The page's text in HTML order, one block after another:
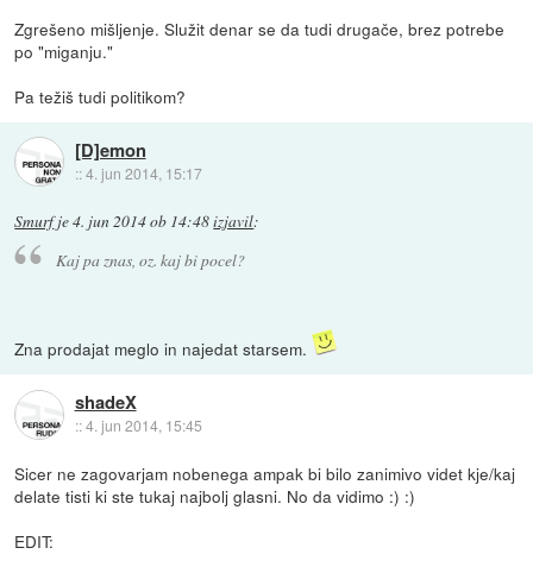
Zgrešeno mišljenje. Služit denar se da tudi drugače, brez potrebe
po "miganju."
Pa težiš tudi politikom?
[D]emon
::4. jun 2014, 15:17
Smurfje4. jun 2014 ob 14:48izjavil:
Kaj pa znas, oz. kaj bi pocel?
Zna prodajat meglo in najedat starsem.
shadeX
::4. jun 2014, 15:45
Sicer ne zagovarjam nobenega ampak bi bilo zanimivo videt kje/kaj
delate tisti ki ste tukaj najbolj glasni. No da vidimo :) :)
EDIT: